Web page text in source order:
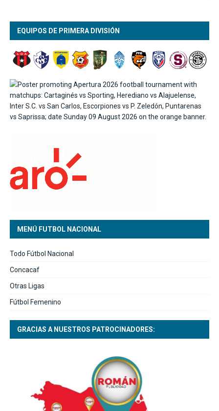
EQUIPOS DE PRIMERA DIVISIÓN
MENÚ FUTBOL NACIONAL
Todo Fútbol Nacional
Concacaf
Otras Ligas
Fútbol Femenino
GRACIAS A NUESTROS PATROCINADORES: